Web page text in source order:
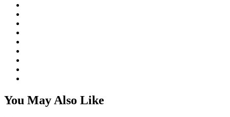
You May Also Like